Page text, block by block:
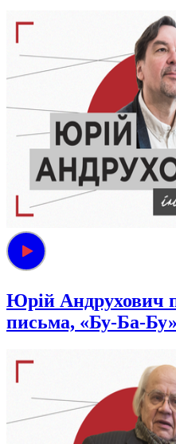
Юрій Андрухович
письма, «Бу-Ба-